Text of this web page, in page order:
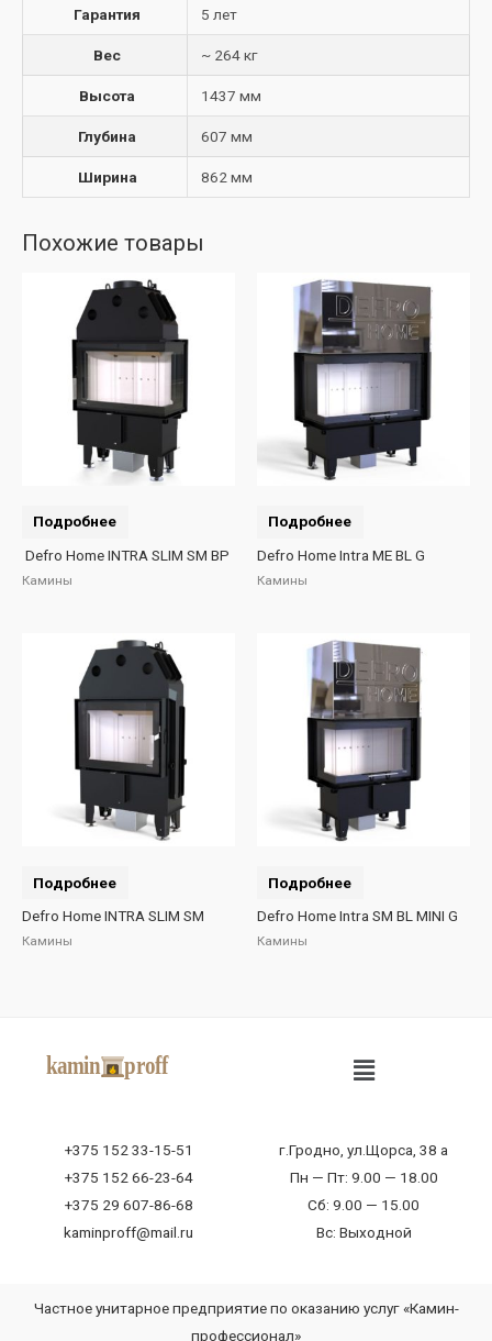
Гарантия 5 лет
Вес ~ 264 кг
Высота 1437 мм
Глубина 607 мм
Ширина 862 мм
Похожие товары
Подробнее
Defro Home INTRA SLIM SM BP
Камины
Подробнее
Defro Home Intra ME BL G
Камины
Подробнее
Defro Home INTRA SLIM SM
Камины
Подробнее
Defro Home Intra SM BL MINI G
Камины
+375 152 33-15-51
+375 152 66-23-64
+375 29 607-86-68
kaminproff@mail.ru
г.Гродно, ул.Щорса, 38 а
Пн — Пт: 9.00 — 18.00
Сб: 9.00 — 15.00
Вс: Выходной
Частное унитарное предприятие по оказанию услуг «Камин-
профессионал»